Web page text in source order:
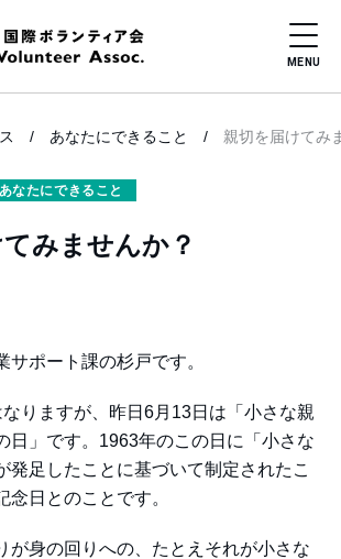
あなたにできること 親切を届けてみ
あなたにできること
みませんか？
ポート課の杉戸です。
りますが、昨日6月13日は「小さな親
日」です。1963年のこの日に「小さな
発足したことに基づいて制定されたこ
念日とのことです。
が身の回りへの、たとえそれが小さな